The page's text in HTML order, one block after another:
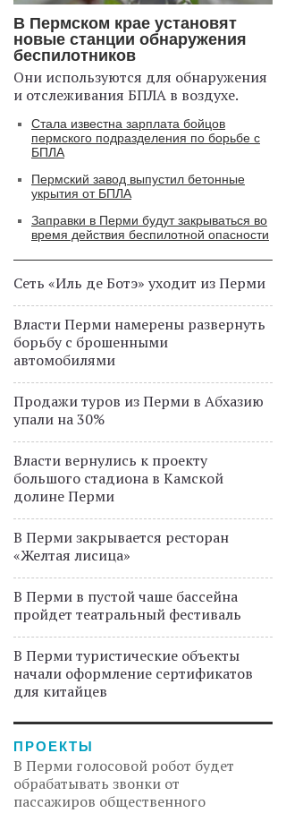
В Пермском крае установят
новые станции обнаружения
беспилотников
Они используются для обнаружения
и отслеживания БПЛА в воздухе.
Стала известна зарплата бойцов
пермского подразделения по борьбе с
БПЛА
Пермский завод выпустил бетонные
укрытия от БПЛА
Заправки в Перми будут закрываться во
время действия беспилотной опасности
Сеть «Иль де Ботэ» уходит из Перми
Власти Перми намерены развернуть
борьбу с брошенными
автомобилями
Продажи туров из Перми в Абхазию
упали на 30%
Власти вернулись к проекту
большого стадиона в Камской
долине Перми
В Перми закрывается ресторан
«Желтая лисица»
В Перми в пустой чаше бассейна
пройдет театральный фестиваль
В Перми туристические объекты
начали оформление сертификатов
для китайцев
ПРОЕКТЫ
В Перми голосовой робот будет
обрабатывать звонки от
пассажиров общественного